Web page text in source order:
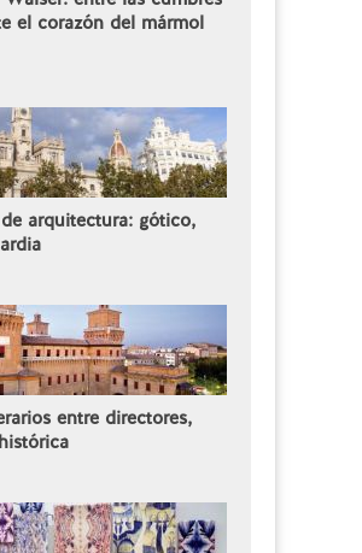
el corazón del mármol
arquitectura: gótico,
entre directores,